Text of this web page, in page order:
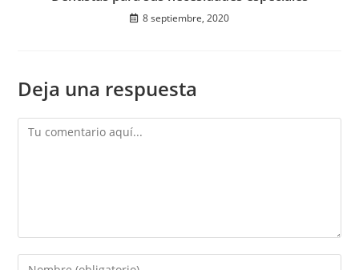
8 septiembre, 2020
Deja una respuesta